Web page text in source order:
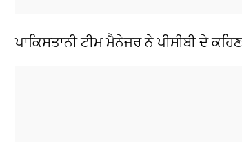
ਪਾਕਿਸਤਾਨੀ ਟੀਮ ਮੈਨੇਜਰ ਨੇ ਪੀਸੀਬੀ ਦੇ